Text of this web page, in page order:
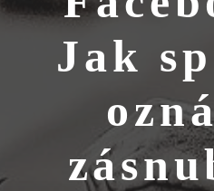
Jak